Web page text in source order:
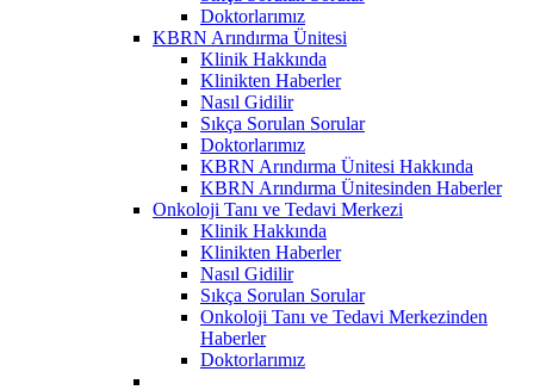
Doktorlarımız
KBRN Arındırma Ünitesi
Klinik Hakkında
Klinikten Haberler
Nasıl Gidilir
Sıkça Sorulan Sorular
Doktorlarımız
KBRN Arındırma Ünitesi Hakkında
KBRN Arındırma Ünitesinden Haberler
Onkoloji Tanı ve Tedavi Merkezi
Klinik Hakkında
Klinikten Haberler
Nasıl Gidilir
Sıkça Sorulan Sorular
Onkoloji Tanı ve Tedavi Merkezinden
Haberler
Doktorlarımız